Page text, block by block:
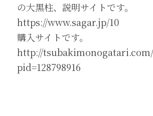
の大黒柱、説明サイトです。
https://www.sagar.jp/10
購入サイトです。
http://
pid=128798916